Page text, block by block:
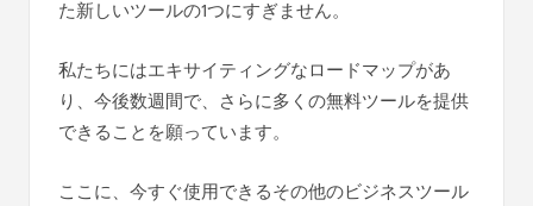
た新しいツールの1つにすぎません。
私たちにはエキサイティングなロードマップがあ
り、今後数週間で、さらに多くの無料ツールを提供
できることを願っています。
ここに、今すぐ使用できるその他のビジネスツール